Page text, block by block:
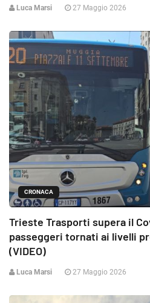
Luca Marsi 27 Maggio 2026
CRONACA
Trieste Trasporti supera il
passeggeri tornati ai livelli
(VIDEO)
Luca Marsi 27 Maggio 2026